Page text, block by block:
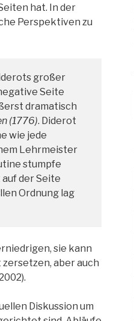
hat. In der
Perspektiven zu
großer
Seite
dramatisch
(1776). Diderot
wie jede
Lehrmeister
stumpfe
der Seite
Ordnung lag
sie kann
aber auch
Diskussion um